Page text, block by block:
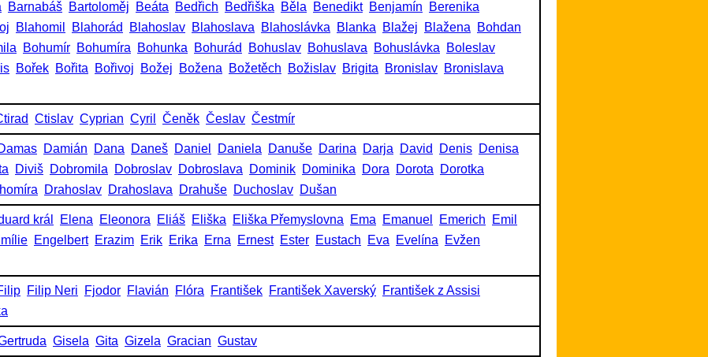
Barnabáš Bartoloměj Beáta Bedřich Bedřiška Běla Benedikt Benjamín
Berenika
Blahomil Blahorád Blahoslav Blahoslava Blahoslávka Blanka Blažej Blažena
Bohdan
Bohumír Bohumíra Bohunka Bohurád Bohuslav Bohuslava Bohuslávka
Boleslav
Bořek Bořita Bořivoj Božej Božena Božetěch Božislav Brigita Bronislav Bronislava
Ctislav Cyprian Cyril Čeněk Česlav Čestmír
Damián Dana Daneš Daniel Daniela Danuše Darina Darja David Denis Denisa
Diviš Dobromila Dobroslav Dobroslava Dominik Dominika Dora Dorota
Dorotka
Drahoslav Drahoslava Drahuše Duchoslav Dušan
král Elena Eleonora Eliáš Eliška Eliška Přemyslovna Ema Emanuel Emerich
Emil
Engelbert Erazim Erik Erika Erna Ernest Ester Eustach Eva Evelína
Evžen
Filip Neri Fjodor Flavián Flóra František František Xaverský František z Assisi
Gisela Gita Gizela Gracian Gustav